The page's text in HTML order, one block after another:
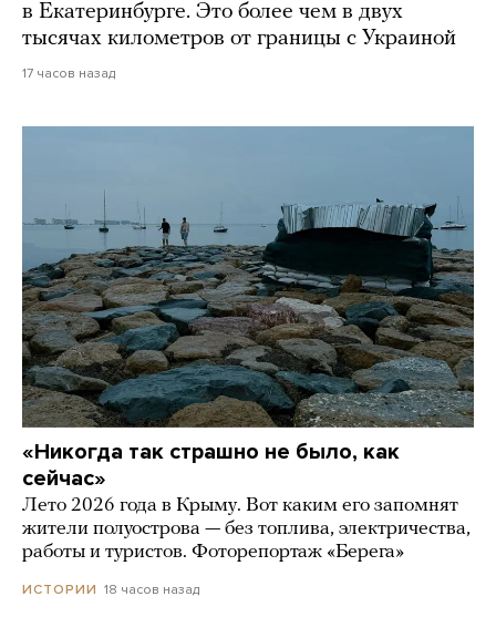
в Екатеринбурге. Это более чем в двух
тысячах километров от границы с Украиной
17 часов назад
«Никогда так страшно не было, как
сейчас»
Лето 2026 года в Крыму. Вот каким его запомнят
жители полуострова — без топлива, электричества,
работы и туристов. Фоторепортаж «Берега»
ИСТОРИИ 18 часов назад